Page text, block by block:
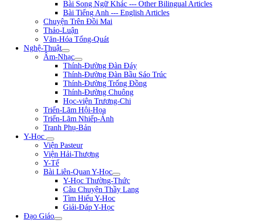
Bài Song Ngữ Khác --- Other Bilingual Articles
Bài Tiếng Anh --- English Articles
Chuyện Trên Đồi Mai
Thảo-Luận
Văn-Hóa Tổng-Quát
Nghệ-Thuật
Âm-Nhạc
Thính-Đường Đàn Đáy
Thính-Đường Đàn Bầu Sáo Trúc
Thính-Đường Trống Đồng
Thính-Đường Chuông
Học-viện Trương-Chi
Triển-Lãm Hội-Họa
Triển-Lãm Nhiếp-Ảnh
Tranh Phụ-Bản
Y-Học
Viện Pasteur
Viện Hải-Thượng
Y-Tế
Bài Liên-Quan Y-Học
Y-Học Thường-Thức
Câu Chuyện Thầy Lang
Tìm Hiểu Y-Hoc
Giải-Đáp Y-Học
Đạo Giáo